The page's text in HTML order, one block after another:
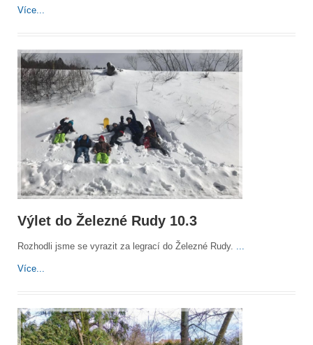
Více...
Výlet do Železné Rudy 10.3
Rozhodli jsme se vyrazit za legrací do Železné Rudy. ...
Více...